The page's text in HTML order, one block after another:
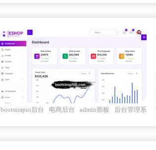
bootstrapui后台 电商后台 admin面板
后台管理系